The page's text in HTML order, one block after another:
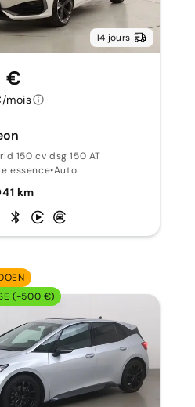
14 jours
150 cv dsg 150 AT
essence•Auto.
km
€
mois
(-500 €)